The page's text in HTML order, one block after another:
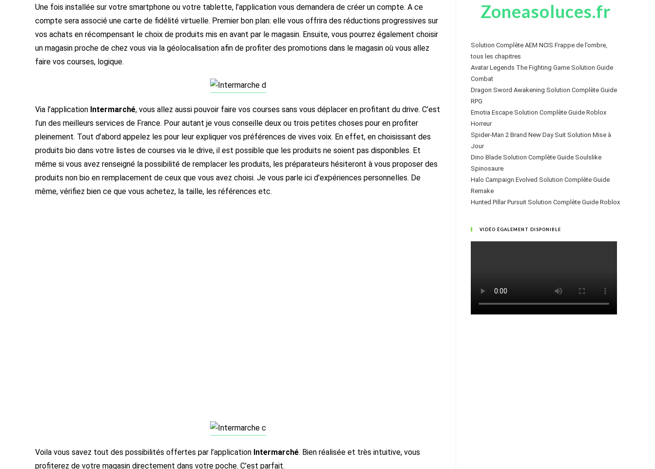
Une fois installée sur votre smartphone ou votre tablette, l’application vous demandera de créer un compte. A ce
compte sera associé une carte de fidélité virtuelle. Premier bon plan: elle vous offrira des réductions progressives sur
vos achats en récompensant le choix de produits mis en avant par le magasin. Ensuite, vous pourrez également choisir
un magasin proche de chez vous via la géolocalisation afin de profiter des promotions dans le magasin où vous allez
faire vos courses, logique.
Via l’application Intermarché, vous allez aussi pouvoir faire vos courses sans vous déplacer en profitant du drive. C’est
l’un des meilleurs services de France. Pour autant je vous conseille deux ou trois petites choses pour en profiter
pleinement. Tout d’abord appelez les pour leur expliquer vos préférences de vives voix. En effet, en choisissant des
produits bio dans votre listes de courses via le drive, il est possible que les produits ne soient pas disponibles. Et
même si vous avez renseigné la possibilité de remplacer les produits, les préparateurs hésiteront à vous proposer des
produits non bio en remplacement de ceux que vous avez choisi. Je vous parle ici d’expériences personnelles. De
même, vérifiez bien ce que vous achetez, la taille, les références etc.
Voila vous savez tout des possibilités offertes par l’application Intermarché. Bien réalisée et très intuitive, vous
profiterez de votre magasin directement dans votre poche. C’est parfait.
Zoneasoluces.fr
Solution Complète AEM NCIS Frappe de l’ombre,
tous les chapitres
Avatar Legends The Fighting Game Solution Guide
Combat
Dragon Sword Awakening Solution Complète Guide
RPG
Emotia Escape Solution Complète Guide Roblox
Horreur
Spider-Man 2 Brand New Day Suit Solution Mise à
Jour
Dino Blade Solution Complète Guide Soulslike
Spinosaure
Halo Campaign Evolved Solution Complète Guide
Remake
Hunted Pillar Pursuit Solution Complète Guide Roblox
VIDÉO ÉGALEMENT DISPONIBLE